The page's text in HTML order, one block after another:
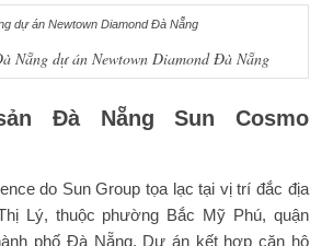
Nẵng dự án Newtown Diamond Đà Nẵng
Đà Nẵng Sun Cosmo
do Sun Group tọa lạc tại vị trí đắc địa
Lý, thuộc phường Bắc Mỹ Phú, quận
phố Đà Nẵng. Dự án kết hợp căn hộ